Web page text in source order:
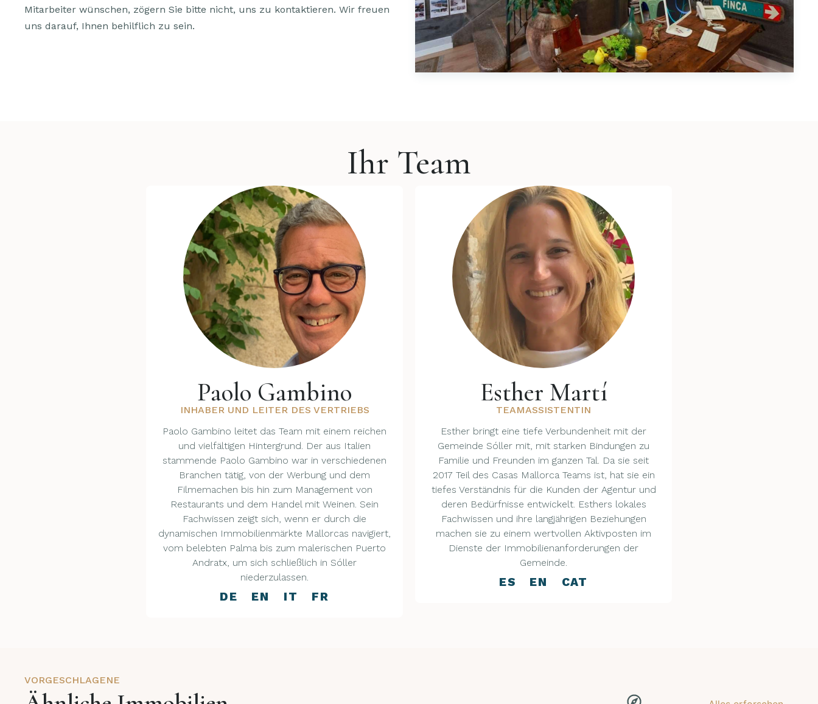
Mitarbeiter wünschen, zögern Sie bitte nicht, uns zu kontaktieren. Wir freuen
uns darauf, Ihnen behilflich zu sein.
Ihr Team
Paolo Gambino
INHABER UND LEITER DES VERTRIEBS
Paolo Gambino leitet das Team mit einem reichen
und vielfältigen Hintergrund. Der aus Italien
stammende Paolo Gambino war in verschiedenen
Branchen tätig, von der Werbung und dem
Filmemachen bis hin zum Management von
Restaurants und dem Handel mit Weinen. Sein
Fachwissen zeigt sich, wenn er durch die
dynamischen Immobilienmärkte Mallorcas navigiert,
vom belebten Palma bis zum malerischen Puerto
Andratx, um sich schließlich in Sóller
niederzulassen.
DE EN IT FR
Esther Martí
TEAMASSISTENTIN
Esther bringt eine tiefe Verbundenheit mit der
Gemeinde Sóller mit, mit starken Bindungen zu
Familie und Freunden im ganzen Tal. Da sie seit
2017 Teil des Casas Mallorca Teams ist, hat sie ein
tiefes Verständnis für die Kunden der Agentur und
deren Bedürfnisse entwickelt. Esthers lokales
Fachwissen und ihre langjährigen Beziehungen
machen sie zu einem wertvollen Aktivposten im
Dienste der Immobilienanforderungen der
Gemeinde.
ES EN CAT
VORGESCHLAGENE